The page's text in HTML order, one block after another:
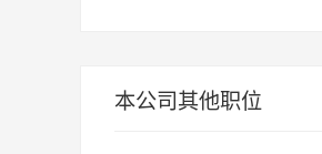
本公司其他职位